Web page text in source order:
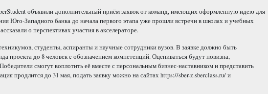
объявили дополнительный приём заявок от команд, имеющих оформленную идею для
Юго-Западного банка до начала первого этапа уже прошли встречи в школах и учебных
о перспективах участия в акселераторе.
студенты, аспиранты и научные сотрудники вузов. В заявке должно быть
проекта до 8 человек c обозначением компетенций. Оцениваться будут новизна,
смогут воплотить её вместе с персональным бизнес-наставником и представить
продлится до 31 мая, подать заявку можно на сайтах https://sber-z.sberclass.ru/ и